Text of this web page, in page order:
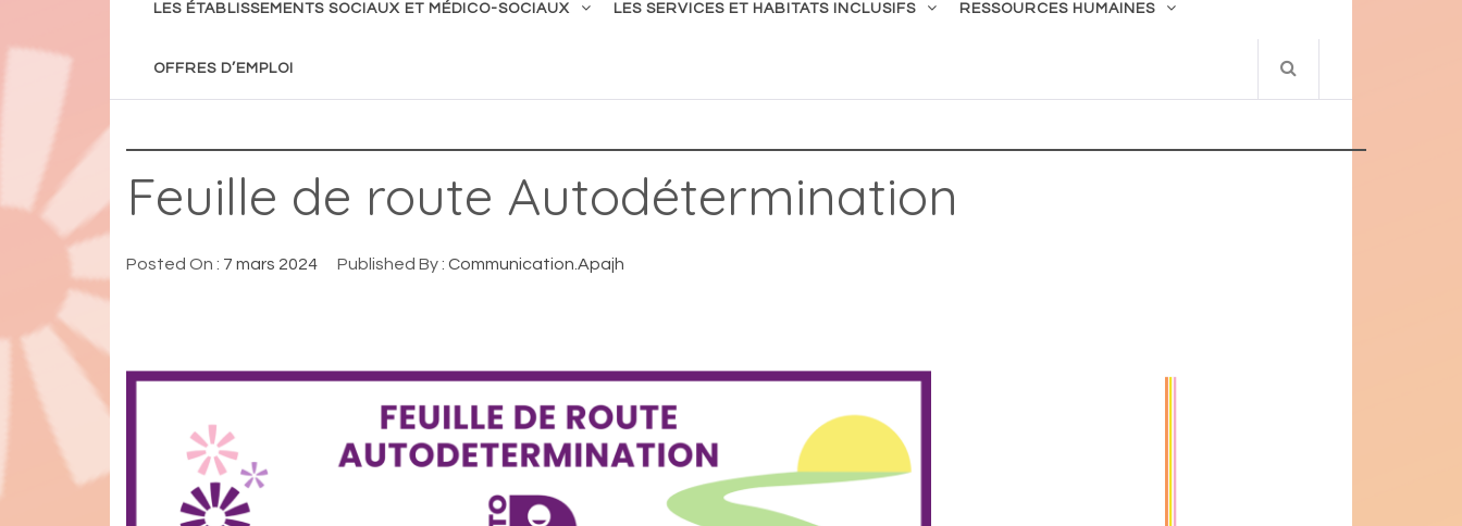
LES ÉTABLISSEMENTS SOCIAUX ET MÉDICO-SOCIAUX LES SERVICES ET HABITATS INCLUSIFS RESSOURCES HUMAINES
OFFRES D’EMPLOI
Feuille de route Autodétermination
Posted On : 7 mars 2024 Published By : Communication.Apajh